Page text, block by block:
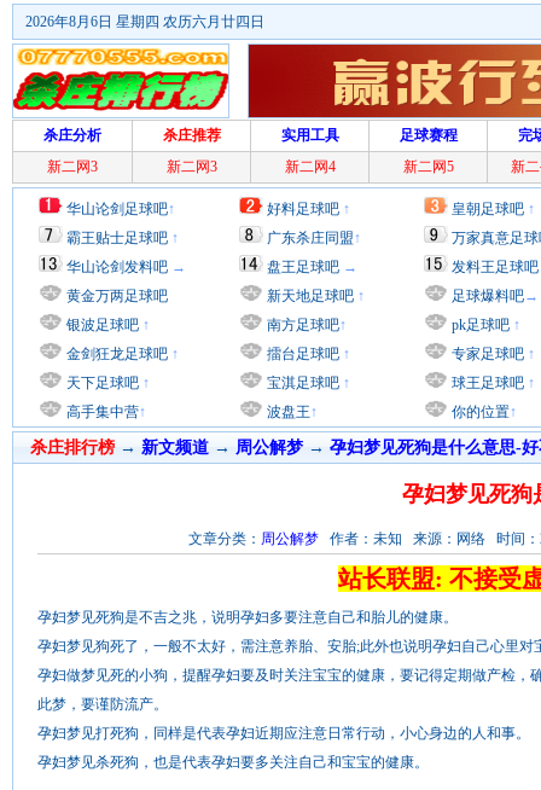
2026年8月6日 星期四 农历六月廿四日
杀庄分析 杀庄推荐 实用工具 足球赛程
完
新二网3
新二网3 新二网4 新二网5 新
华山论剑足球吧↑
霸王贴士足球吧 ↑
华山论剑发料吧 →
黄金万两足球吧
银波足球吧 ↑
金剑狂龙足球吧 ↑
天下足球吧 ↑
高手集中营↑
好料足球吧 ↑
广东杀庄同盟↑
盘王足球吧 →
新天地足球吧 ↑
南方足球吧↑
擂台足球吧 ↑
宝淇足球吧 ↑
波盘王↑
皇朝足球吧 ↑
万家真意足
发料王足球吧
足球爆料吧→
pk足球吧 ↑
专家足球吧 ↑
球王足球吧 ↑
你的位置↑
杀庄排行榜 → 新文频道→ 周公解梦 → 孕妇梦见死狗是什么意思-
孕妇梦见死狗
文章分类： 周公解梦 作者：未知 来源：网络 时间：
站长联盟: 不接受
孕妇梦见死狗是不吉之兆，说明孕妇多要注意自己和胎儿的健康。
孕妇梦见狗死了，一般不太好，需注意养胎、安胎;此外也说明孕妇自己心里
孕妇做梦见死的小狗，提醒孕妇要及时关注宝宝的健康，要记得定期做产检，
此梦，要谨防流产。
孕妇梦见打死狗，同样是代表孕妇近期应注意日常行动，小心身边的人和事。
孕妇梦见杀死狗，也是代表孕妇要多关注自己和宝宝的健康。